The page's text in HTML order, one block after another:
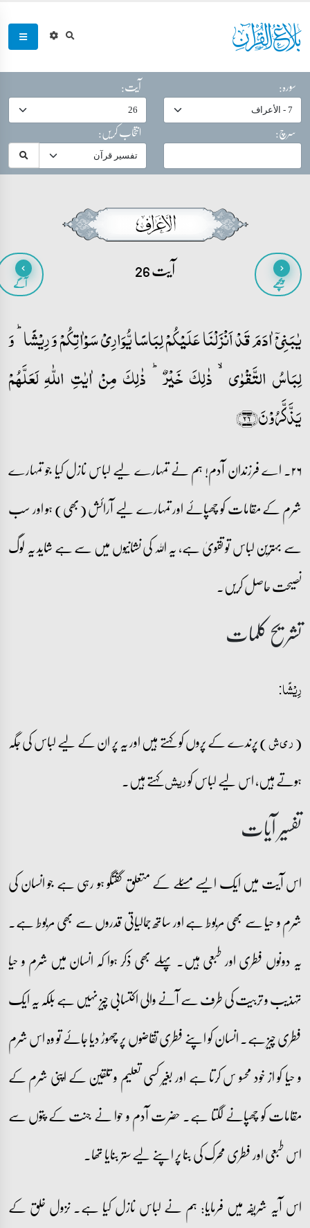
سورہ:
آیت:
سرچ:
انتخاب کریں:
پیچھے آیت 26 آگے
یٰبَنِیۡۤ اٰدَمَ قَدۡ اَنۡزَلۡنَا عَلَیۡکُمۡ لِبَاسًا یُّوَارِیۡ سَوۡاٰتِکُمۡ وَ رِیۡشًا ؕ وَ
لِبَاسُ التَّقۡوٰی ۙ ذٰلِکَ خَیۡرٌ ؕ ذٰلِکَ مِنۡ اٰیٰتِ اللّٰہِ لَعَلَّہُمۡ
یَذَّکَّرُوۡنَ﴿۲۶﴾
۲۶۔ اے فرزندان آدم! ہم نے تمہارے لیے لباس نازل کیا جو تمہارے
شرم کے مقامات کو چھپائے اور تمہارے لیے آرائش (بھی) ہو اور سب
سے بہترین لباس تو تقویٰ ہے، یہ اللہ کی نشانیوں میں سے ہے شاید یہ لوگ
نصیحت حاصل کریں۔
تشریح کلمات
رِیۡشًا:
(ر ی ش) پرندے کے پروں کو کہتے ہیں اور یہ پر ان کے لیے لباس کی جگہ
ہوتے ہیں، اس لیے لباس کوریشکہتے ہیں۔
تفسیر آیات
اس آیت میں ایک ایسے مسئلے کے متعلق گفتگو ہو رہی ہے جو انسان کی
شرم و حیا سے بھی مربوط ہے اور ساتھ جمالیاتی قدروں سے بھی مربوط ہے۔
یہ دونوں فطری اور طبعی ہیں۔ پہلے بھی ذکر ہوا کہ انسان میں شرم و حیا
تہذیب و تربیت کی طرف سے آنے والی اکتسابی چیز نہیں ہے بلکہ یہ ایک
فطری چیز ہے۔ انسان کو اپنے فطری تقاضوں پر چھوڑ دیا جائے تو وہ اس شرم
و حیا کو از خود محسو س کرتا ہے اور بغیر کسی تعلیم و تلقین کے اپنی شرم کے
مقامات کو چھپانے لگتا ہے۔ حضرت آدم و حوا نے جنت کے پتوں سے
اس طبعی اور فطری محرک کی بنا پر اپنے لیے ستر بنایا تھا۔
اس آیہ شریفہ میں فرمایا: ہم نے لباس نازل کیا ہے۔ نزول خلق کے